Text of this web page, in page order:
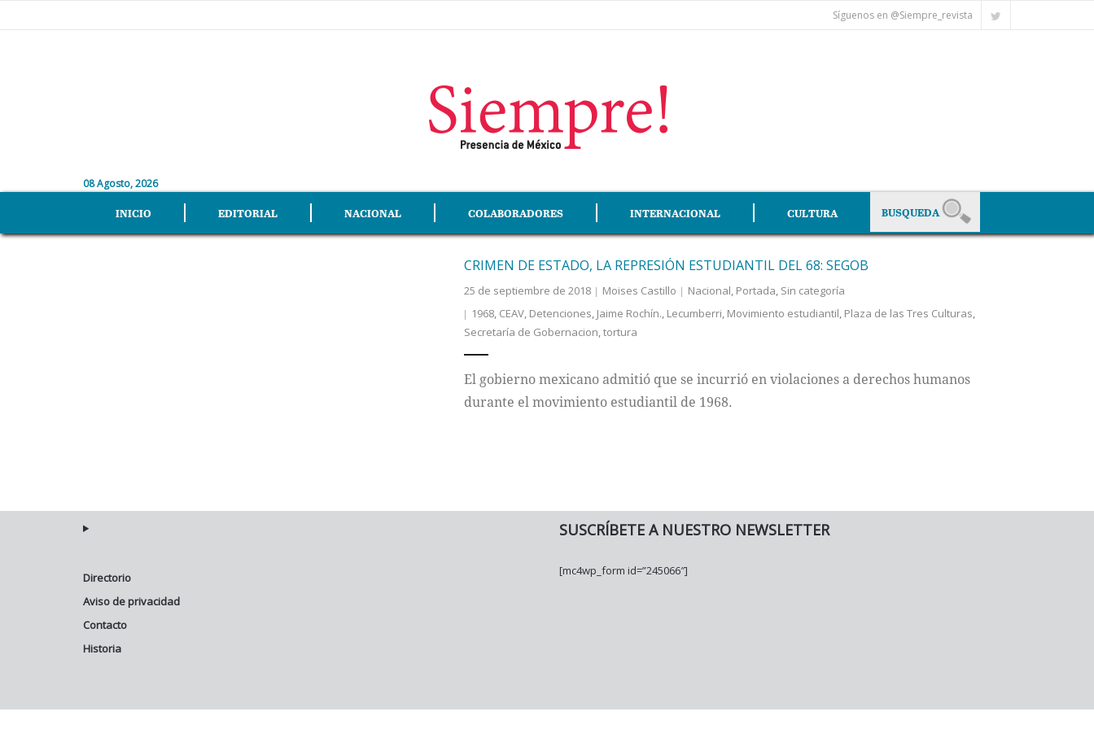
Síguenos en @Siempre_revista
08 Agosto, 2026
INICIO EDITORIAL NACIONAL COLABORADORES INTERNACIONAL CULTURA
CRIMEN DE ESTADO, LA REPRESIÓN ESTUDIANTIL DEL 68: SEGOB
25 de septiembre de 2018 Moises Castillo Nacional, Portada, Sin categoría
1968, CEAV, Detenciones, Jaime Rochín., Lecumberri, Movimiento estudiantil, Plaza de las Tres Culturas,
Secretaría de Gobernacion,tortura
El gobierno mexicano admitió que se incurrió en violaciones a derechos humanos
durante el movimiento estudiantil de 1968.
Directorio
Aviso de privacidad
Contacto
Historia
SUSCRÍBETE A NUESTRO NEWSLETTER
[mc4wp_form id=”245066″]